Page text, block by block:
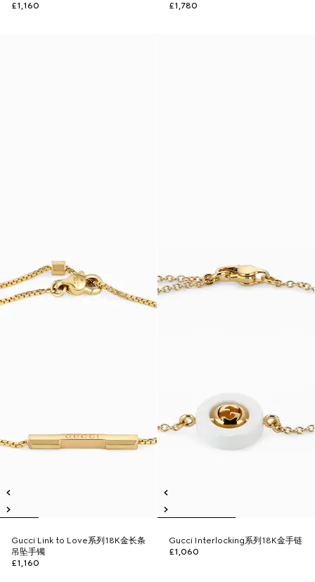
£1,160
£1,780
Gucci Link to Love系列18K金长条
吊坠手镯
£1,160
Gucci Interlocking系列18K金手链
£1,060